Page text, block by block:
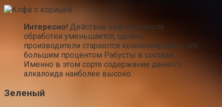
Интересно! Действие кофеина после
обработки уменьшается, однако
производители стараются компенсировать это
большим процентом Рабусты в составе.
Именно в этом сорте содержание данного
алкалоида наиболее высоко.
Зеленый